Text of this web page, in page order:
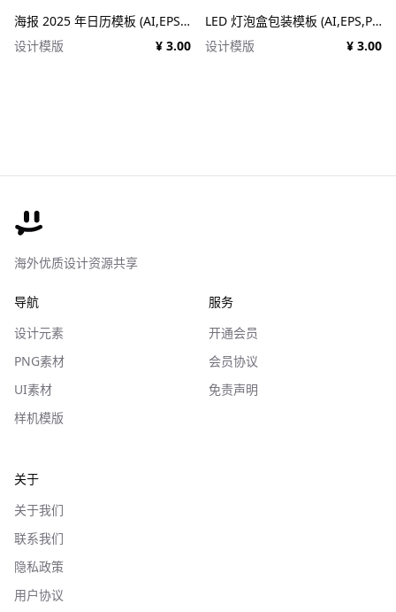
海报 2025 年日历模板 (AI,EPS,PDF,PSD)
设计模版
¥ 3.00
LED 灯泡盒包装模板 (AI,EPS,PDF)
设计模版
¥ 3.00
海外优质设计资源共享
导航
设计元素
PNG素材
UI素材
样机模版
服务
开通会员
会员协议
免责声明
关于
关于我们
联系我们
隐私政策
用户协议